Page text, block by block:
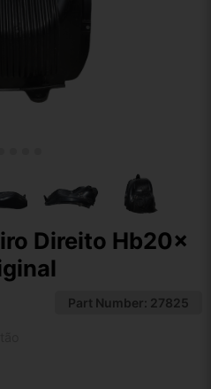
Direito Hb20x
Part Number: 27825